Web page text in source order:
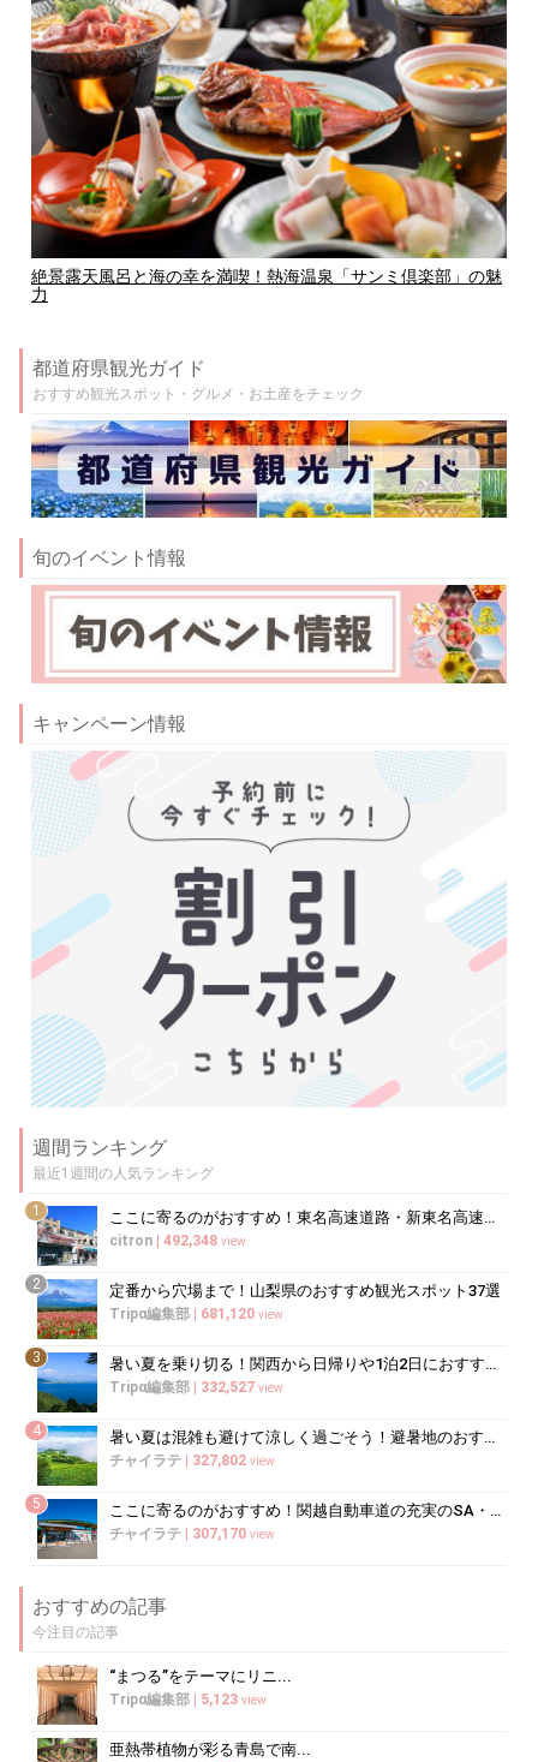
絶景露天風呂と海の幸を満喫！熱海温泉「サンミ倶楽部」の魅
力
都道府県観光ガイド
おすすめ観光スポット・グルメ・お土産をチェック
旬のイベント情報
キャンペーン情報
週間ランキング
最近1週間の人気ランキング
1 ここに寄るのがおすすめ！東名高速道路・新東名高速道路の充実のSA・PA10選
citron 492,348 view
2 定番から穴場まで！山梨県のおすすめ観光スポット37選
Tripα編集部 681,120 view
3 暑い夏を乗り切る！関西から日帰りや1泊2日におすすめの避暑地10選
Tripα編集部 332,527 view
4 暑い夏は混雑も避けて涼しく過ごそう！避暑地のおすすめ穴場スポット10選
チャイラテ 327,802 view
5 ここに寄るのがおすすめ！関越自動車道の充実のSA・PA5選
チャイラテ 307,170 view
おすすめの記事
今注目の記事
“まつる”をテーマにリニ...
Tripα編集部 5,123 view
亜熱帯植物が彩る青島で南...